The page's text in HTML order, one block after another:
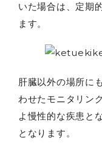
いた場合は、定期
ます。
肝臓以外の場所に
わせたモニタリン
よ慢性的な疾患と
となります。